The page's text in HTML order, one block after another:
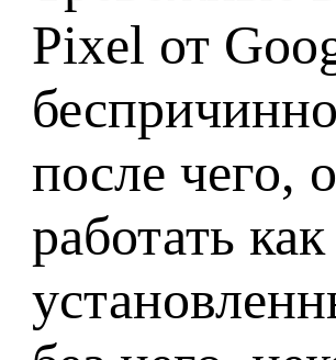
Pixel от
после чего,
работать